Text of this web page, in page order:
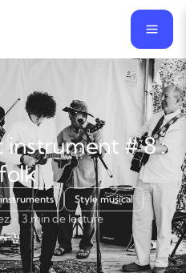
instrument # 8 :
Style musical
· 3 min de lecture